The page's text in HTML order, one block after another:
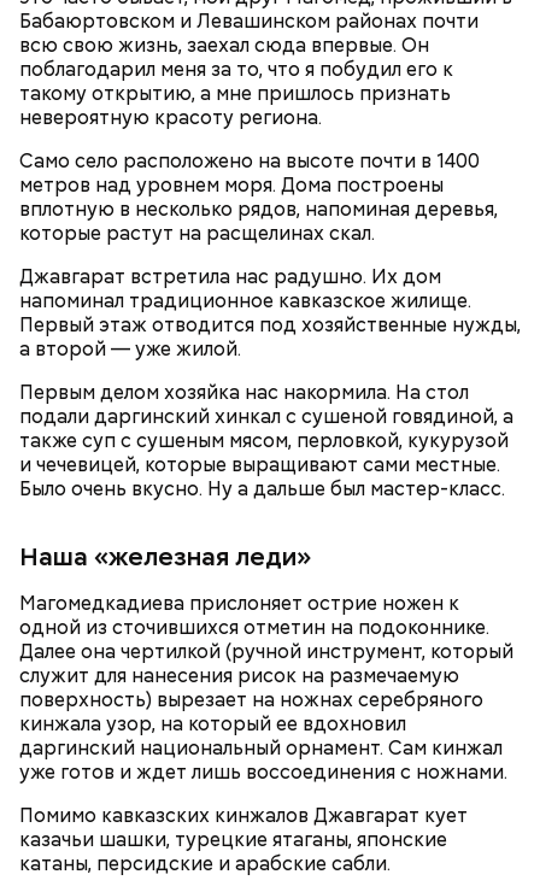
Бабаюртовском и Левашинском районах почти
всю свою жизнь, заехал сюда впервые. Он
поблагодарил меня за то, что я побудил его к
такому открытию, а мне пришлось признать
невероятную красоту региона.
Само село расположено на высоте почти в 1400
метров над уровнем моря. Дома построены
вплотную в несколько рядов, напоминая деревья,
которые растут на расщелинах скал.
Джавгарат встретила нас радушно. Их дом
напоминал традиционное кавказское жилище.
Первый этаж отводится под хозяйственные нужды,
а второй — уже жилой.
Первым делом хозяйка нас накормила. На стол
подали даргинский хинкал с сушеной говядиной, а
также суп с сушеным мясом, перловкой, кукурузой
и чечевицей, которые выращивают сами местные.
Было очень вкусно. Ну а дальше был мастер-класс.
Наша «железная леди»
Магомедкадиева прислоняет острие ножен к
одной из сточившихся отметин на подоконнике.
Далее она чертилкой (ручной инструмент, который
служит для нанесения рисок на размечаемую
поверхность) вырезает на ножнах серебряного
кинжала узор, на который ее вдохновил
даргинский национальный орнамент. Сам кинжал
уже готов и ждет лишь воссоединения с ножнами.
Помимо кавказских кинжалов Джавгарат кует
казачьи шашки, турецкие ятаганы, японские
катаны, персидские и арабские сабли.
курица;
кабачок;
рыбный соус;
соевый соус;
кисло-сладкий соус;
болгарский перец;
морковь.
— Ранний сорт «Колхозница» выращивают в
Узбекистане. Этот сорт созревает в августе, —
сообщила Соломатина.
Иногда дыню подкармливают азотистыми
удобрениями, чтобы вырастить ее побыстрее.
Поэтому не стоит покупать плоды слишком рано,
пока не начался сезон созревания, посоветовала
доктор.
отравления, — заключила Соломатина.